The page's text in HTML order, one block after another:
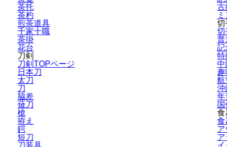
茶托
茶杓
煎茶道具
千家十職
茶掛
花台
刀剣
刀剣TOPページ
日本刀
太刀
刀
脇差
薙刀
槍
拵え
鍔
短刀
刀装具
古
切
切
普
記
特
中
趣
航
沖
年
食
食
ア
ア
イ